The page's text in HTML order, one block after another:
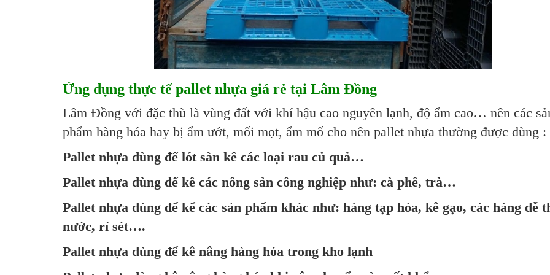
Ứng dụng thực tế pallet nhựa giá rẻ tại Lâm Đồng
Lâm Đồng với đặc thù là vùng đất với khí hậu cao nguyên lạnh, độ ẩm cao… nên các
phẩm hàng hóa hay bị ẩm ướt, mối mọt, ẩm mố cho nên pallet nhựa thường được dùng :
Pallet nhựa dùng để lót sàn kê các loại rau củ quả…
Pallet nhựa dùng để kê các nông sản công nghiệp như: cà phê, trà…
Pallet nhựa dùng để kể các sản phẩm khác như: hàng tạp hóa, kê gạo, các hàng dễ
nước, rỉ sét….
Pallet nhựa dùng để kê nâng hàng hóa trong kho lạnh